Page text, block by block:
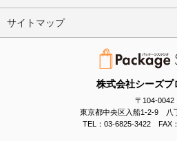
株式会社シーズプ
〒104-0042
東京都中央区入船1-2-9 八
TEL：03-6825-3422 FAX
サイトマップ